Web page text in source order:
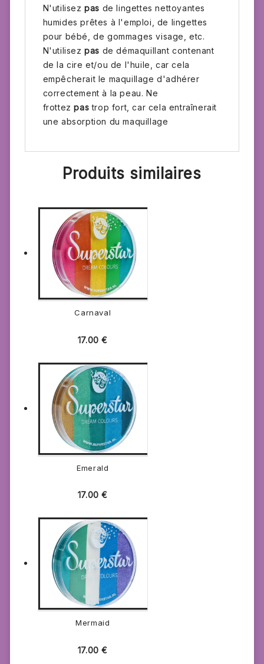
N'utilisezpas de lingettes nettoyantes
humides prêtes à l'emploi, de lingettes
pour bébé, de gommages visage, etc.
N'utilisezpas de démaquillant contenant
de la cire et/ou de l'huile, car cela
empêcherait le maquillage d'adhérer
correctement à la peau. Ne
frottezpas trop fort, car cela entraînerait
une absorption du maquillage
Produits similaires
Carnaval
17.00€
Emerald
17.00€
Mermaid
17.00€